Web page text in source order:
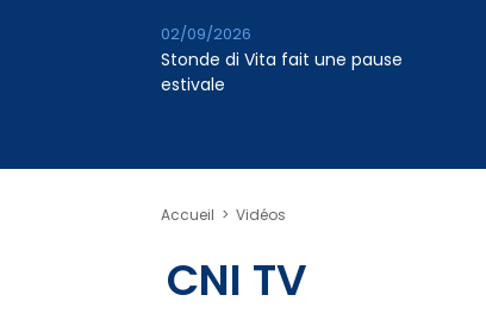
Stonde di Vita fait une pause
estivale
02/09/2026
Accueil > Vidéos
CNI TV